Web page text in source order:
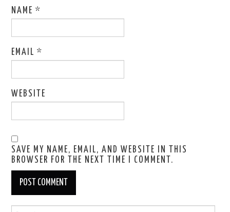
NAME*
EMAIL*
WEBSITE
SAVE MY NAME, EMAIL, AND WEBSITE IN THIS
BROWSER FOR THE NEXT TIME I COMMENT.